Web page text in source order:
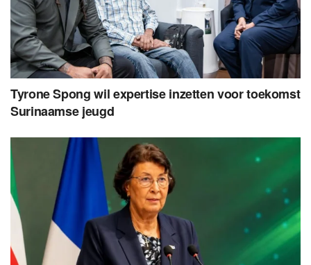
Tyrone Spong wil expertise inzetten voor toekomst
Surinaamse jeugd